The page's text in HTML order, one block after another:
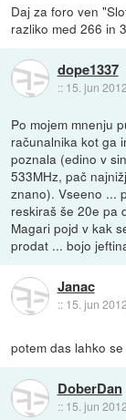
Daj za foro ven
razliko med 266 in
dope1337
:: 15. jun
Po mojem mnenju
računalnika kot ga
poznala (edino v
533MHz, pač
znano). Vseeno ...
reskiraš še 20e pa
Magari pojd v kak
prodat ... bojo
Janac
:: 15. jun
potem das lahko
DoberDan
:: 15. jun